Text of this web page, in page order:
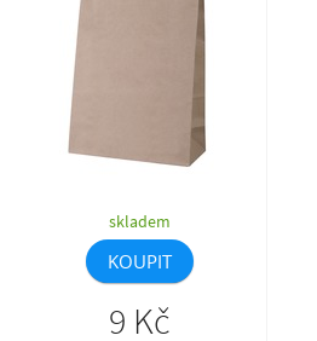
skladem
KOUPIT
9 Kč